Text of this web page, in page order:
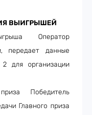
ВЫИГРЫШЕЙ
Оператор
передает данные
организации
Победитель
Главного приза